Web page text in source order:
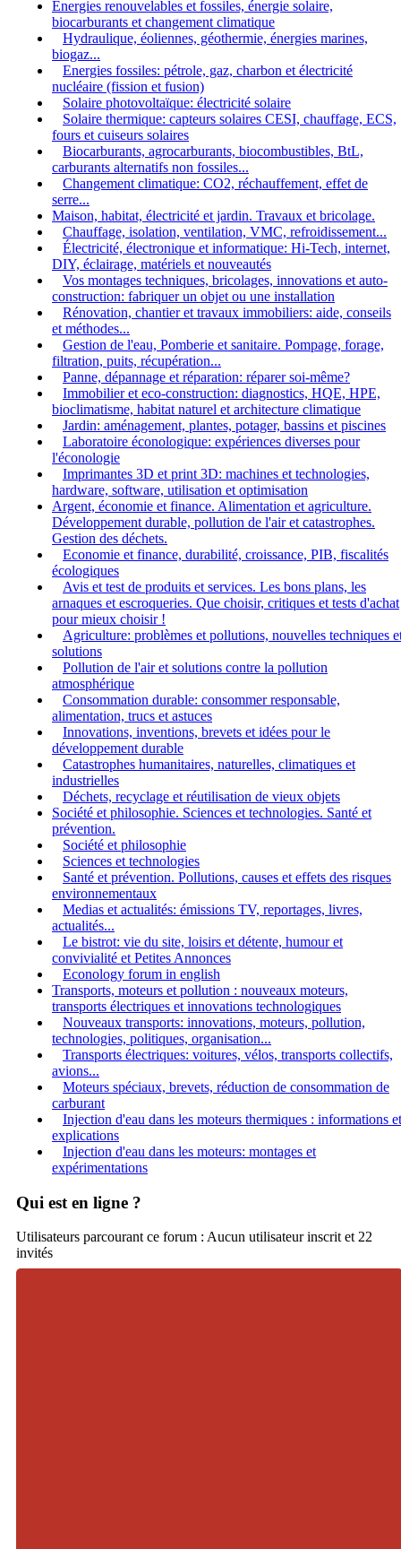
Energies renouvelables et fossiles, énergie solaire,
biocarburants et changement climatique
Hydraulique, éoliennes, géothermie, énergies marines,
biogaz...
Energies fossiles: pétrole, gaz, charbon et électricité
nucléaire (fission et fusion)
Solaire photovoltaïque: électricité solaire
Solaire thermique: capteurs solaires CESI, chauffage, ECS,
fours et cuiseurs solaires
Biocarburants, agrocarburants, biocombustibles, BtL,
carburants alternatifs non fossiles...
Changement climatique: CO2, réchauffement, effet de
serre...
Maison, habitat, électricité et jardin. Travaux et bricolage.
Chauffage, isolation, ventilation, VMC, refroidissement...
Électricité, électronique et informatique: Hi-Tech, internet,
DIY, éclairage, matériels et nouveautés
Vos montages techniques, bricolages, innovations et auto-
construction: fabriquer un objet ou une installation
Rénovation, chantier et travaux immobiliers: aide, conseils
et méthodes...
Gestion de l'eau, Pomberie et sanitaire. Pompage, forage,
filtration, puits, récupération...
Panne, dépannage et réparation: réparer soi-même?
Immobilier et eco-construction: diagnostics, HQE, HPE,
bioclimatisme, habitat naturel et architecture climatique
Jardin: aménagement, plantes, potager, bassins et piscines
Laboratoire éconologique: expériences diverses pour
l'éconologie
Imprimantes 3D et print 3D: machines et technologies,
hardware, software, utilisation et optimisation
Argent, économie et finance. Alimentation et agriculture.
Développement durable, pollution de l'air et catastrophes.
Gestion des déchets.
Economie et finance, durabilité, croissance, PIB, fiscalités
écologiques
Avis et test de produits et services. Les bons plans, les
arnaques et escroqueries. Que choisir, critiques et tests d'achat
pour mieux choisir !
Agriculture: problèmes et pollutions, nouvelles techniques
solutions
Pollution de l'air et solutions contre la pollution
atmosphérique
Consommation durable: consommer responsable,
alimentation, trucs et astuces
Innovations, inventions, brevets et idées pour le
développement durable
Catastrophes humanitaires, naturelles, climatiques et
industrielles
Déchets, recyclage et réutilisation de vieux objets
Société et philosophie. Sciences et technologies. Santé et
prévention.
Société et philosophie
Sciences et technologies
Santé et prévention. Pollutions, causes et effets des risques
environnementaux
Medias et actualités: émissions TV, reportages, livres,
actualités...
Le bistrot: vie du site, loisirs et détente, humour et
convivialité et Petites Annonces
Econology forum in english
Transports, moteurs et pollution : nouveaux moteurs,
transports électriques et innovations technologiques
Nouveaux transports: innovations, moteurs, pollution,
technologies, politiques, organisation...
Transports électriques: voitures, vélos, transports collectifs,
avions...
Moteurs spéciaux, brevets, réduction de consommation de
carburant
Injection d'eau dans les moteurs thermiques : informations et
explications
Injection d'eau dans les moteurs: montages et
expérimentations
Qui est en ligne ?
Utilisateurs parcourant ce forum : Aucun utilisateur inscrit et 22
invités